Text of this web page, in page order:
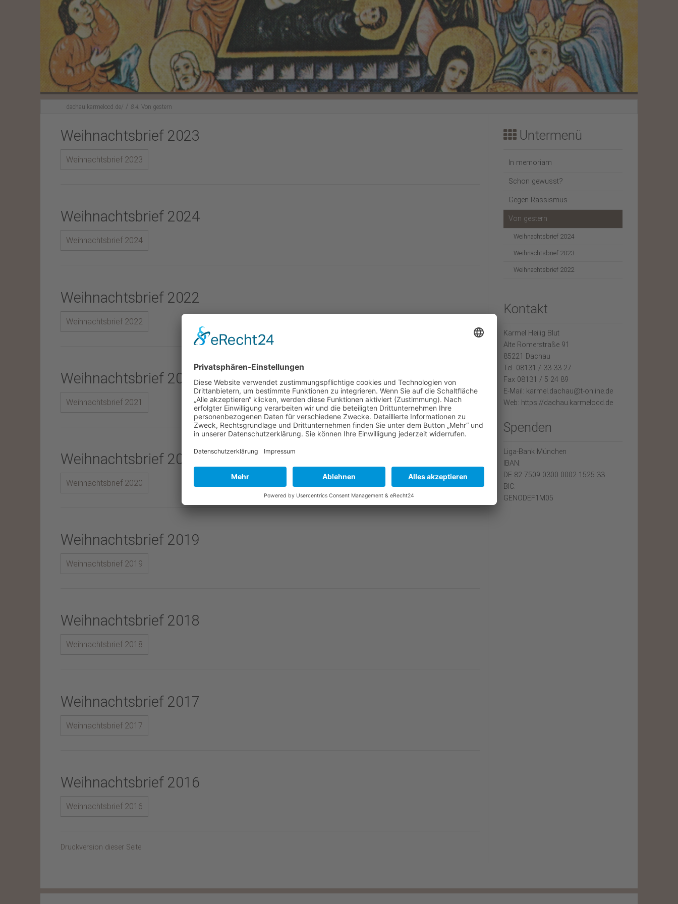
Unser Klosterladen Bildmeditation Weihnachtsbrief 2023
Weihnachtsbrief 2022
dachau.karmelocd.de/ / 8.4: Von gestern
Weihnachtsbrief 2023
Weihnachtsbrief 2023
Weihnachtsbrief 2024
Weihnachtsbrief 2024
Weihnachtsbrief 2022
Weihnachtsbrief 2022
Weihnachtsbrief 2021
Weihnachtsbrief 2021
Weihnachtsbrief 2020
Weihnachtsbrief 2020
Weihnachtsbrief 2019
Weihnachtsbrief 2019
Weihnachtsbrief 2018
Weihnachtsbrief 2018
Weihnachtsbrief 2017
Weihnachtsbrief 2017
Weihnachtsbrief 2016
Weihnachtsbrief 2016
Druckversion dieser Seite
Untermenü
In memoriam
Schon gewusst?
Gegen Rassismus
Von gestern
Weihnachtsbrief 2024
Weihnachtsbrief 2023
Weihnachtsbrief 2022
Kontakt
Karmel Heilig Blut
Alte Römerstraße 91
85221 Dachau
Tel. 08131 / 33 33 27
Fax 08131 / 5 24 89
E-Mail: karmel.dachau@t-online.de
Web: https://dachau.karmelocd.de
Spenden
Liga-Bank München
IBAN:
DE 82 7509 0300 0002 1525 33
BIC:
GENODEF1M05